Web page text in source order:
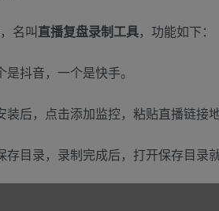
名叫直播复盘录制工具，功能如下：
抖音，一个是快手。
后，点击添加监控，粘贴直播链接
目录，录制完成后，打开保存目录